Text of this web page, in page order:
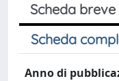
Scheda breve
Scheda
Anno di